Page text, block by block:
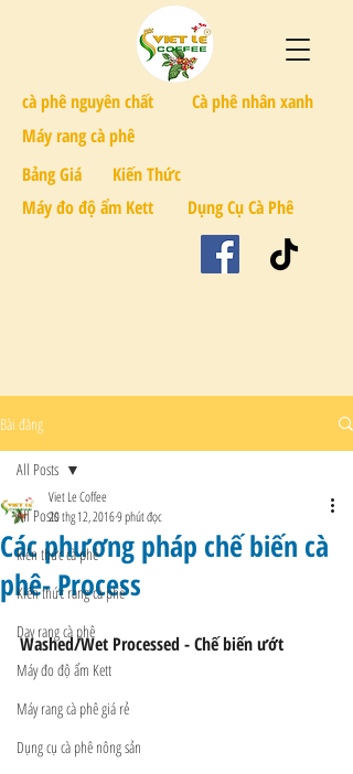
Bảng Giá
Dụng Cụ Cà Phê
Máy đo độ ẩm Kett
Kiến Thức
Cà phê nhân xanh
cà phê nguyên chất
Máy rang cà phê
Bài đăng
All Posts
kiến thức cà phê
Kiến thức rang cà phê
Dạy rang cà phê
Máy đo độ ẩm Kett
Máy rang cà phê giá rẻ
Dụng cụ cà phê nông sản
All Posts
Các phương pháp chế biến cà
phê- Process
Viet Le Coffee
20 thg 12, 20169 phút đọc
Washed/Wet Processed - Chế biến ướt